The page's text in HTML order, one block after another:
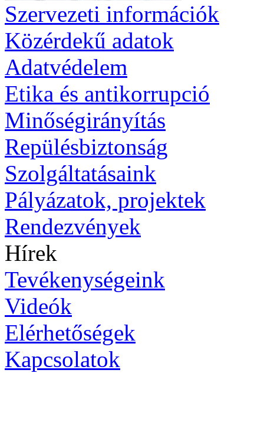
Szervezeti információk
Közérdekű adatok
Adatvédelem
Etika és antikorrupció
Minőségirányítás
Repülésbiztonság
Szolgáltatásaink
Pályázatok, projektek
Rendezvények
Hírek
Tevékenységeink
Videók
Elérhetőségek
Kapcsolatok